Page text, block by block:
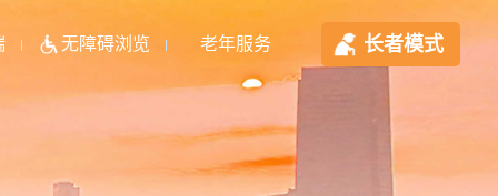
无障碍浏览 老年服务 长者模式